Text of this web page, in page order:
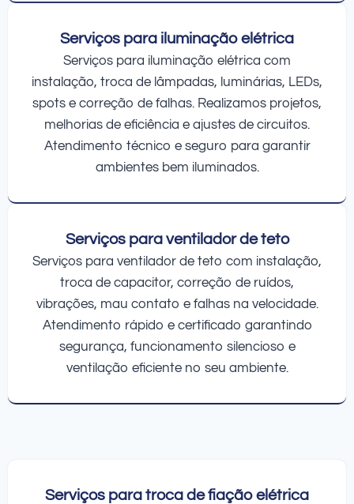
Serviços para iluminação elétrica
Serviços para iluminação elétrica com
instalação, troca de lâmpadas, luminárias, LEDs,
spots e correção de falhas. Realizamos projetos,
melhorias de eficiência e ajustes de circuitos.
Atendimento técnico e seguro para garantir
ambientes bem iluminados.
Serviços para ventilador de teto
Serviços para ventilador de teto com instalação,
troca de capacitor, correção de ruídos,
vibrações, mau contato e falhas na velocidade.
Atendimento rápido e certificado garantindo
segurança, funcionamento silencioso e
ventilação eficiente no seu ambiente.
Serviços para troca de fiação elétrica